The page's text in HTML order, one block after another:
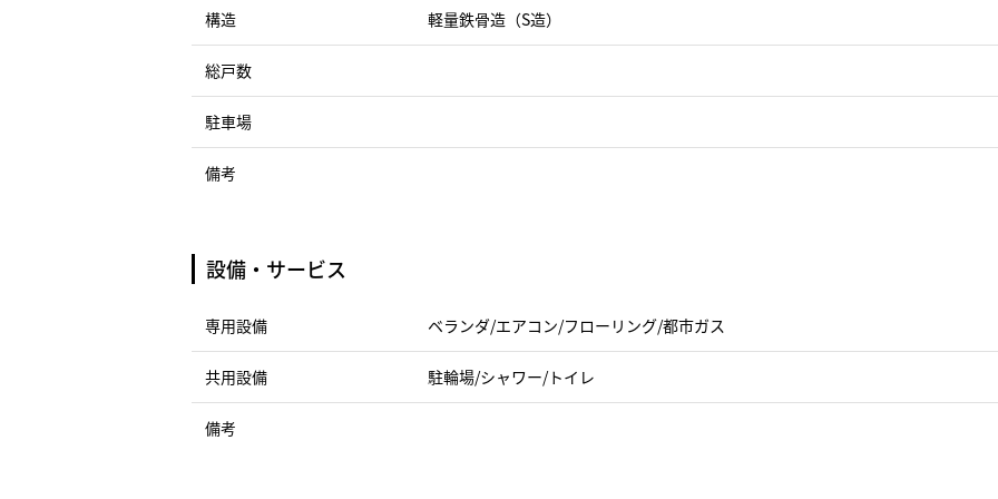
構造 軽量鉄骨造（S造）
総戸数
駐車場
備考
設備・サービス
専用設備 ベランダ/エアコン/フローリング/都市ガス
共用設備 駐輪場/シャワー/トイレ
備考